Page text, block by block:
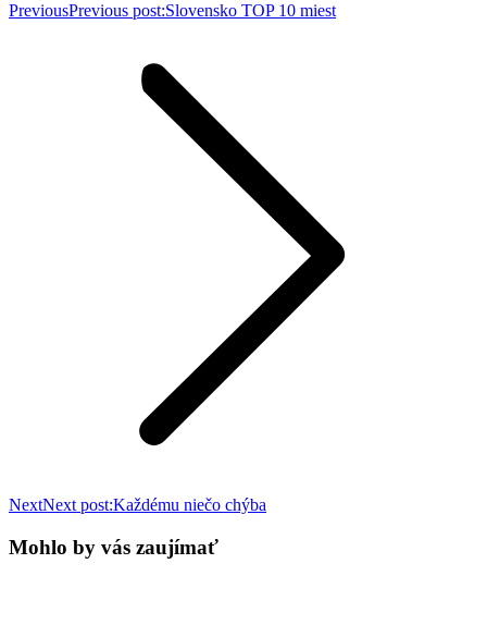
PreviousPrevious post:Slovensko TOP 10 miest
NextNext post:Každému niečo chýba
Mohlo by vás zaujímať